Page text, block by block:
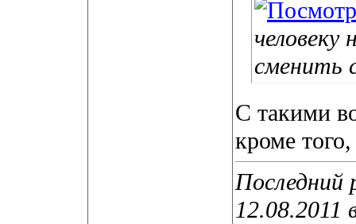
человеку
сменить
С такими
кроме
Последний
12.08.2011